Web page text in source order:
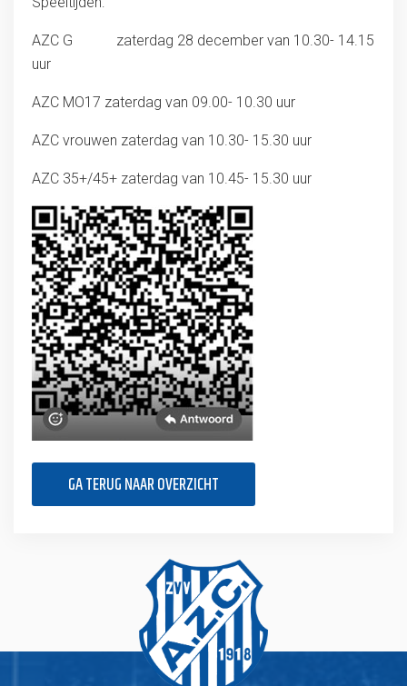
AZC G zaterdag 28 december van 10.30- 14.15
uur
AZC MO17 zaterdag van 09.00- 10.30 uur
AZC vrouwen zaterdag van 10.30- 15.30 uur
AZC 35+/45+ zaterdag van 10.45- 15.30 uur
GA TERUG NAAR OVERZICHT